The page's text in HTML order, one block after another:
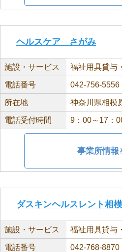
ヘルスケア さがみ
施設・サービス 福祉用具貸与
電話番号 042-756-5556
所在地 神奈川県相模
電話受付時間 9：00～17：
事業所情報
ダスキンヘルスレント相
施設・サービス 福祉用具貸与
電話番号 042-768-8870